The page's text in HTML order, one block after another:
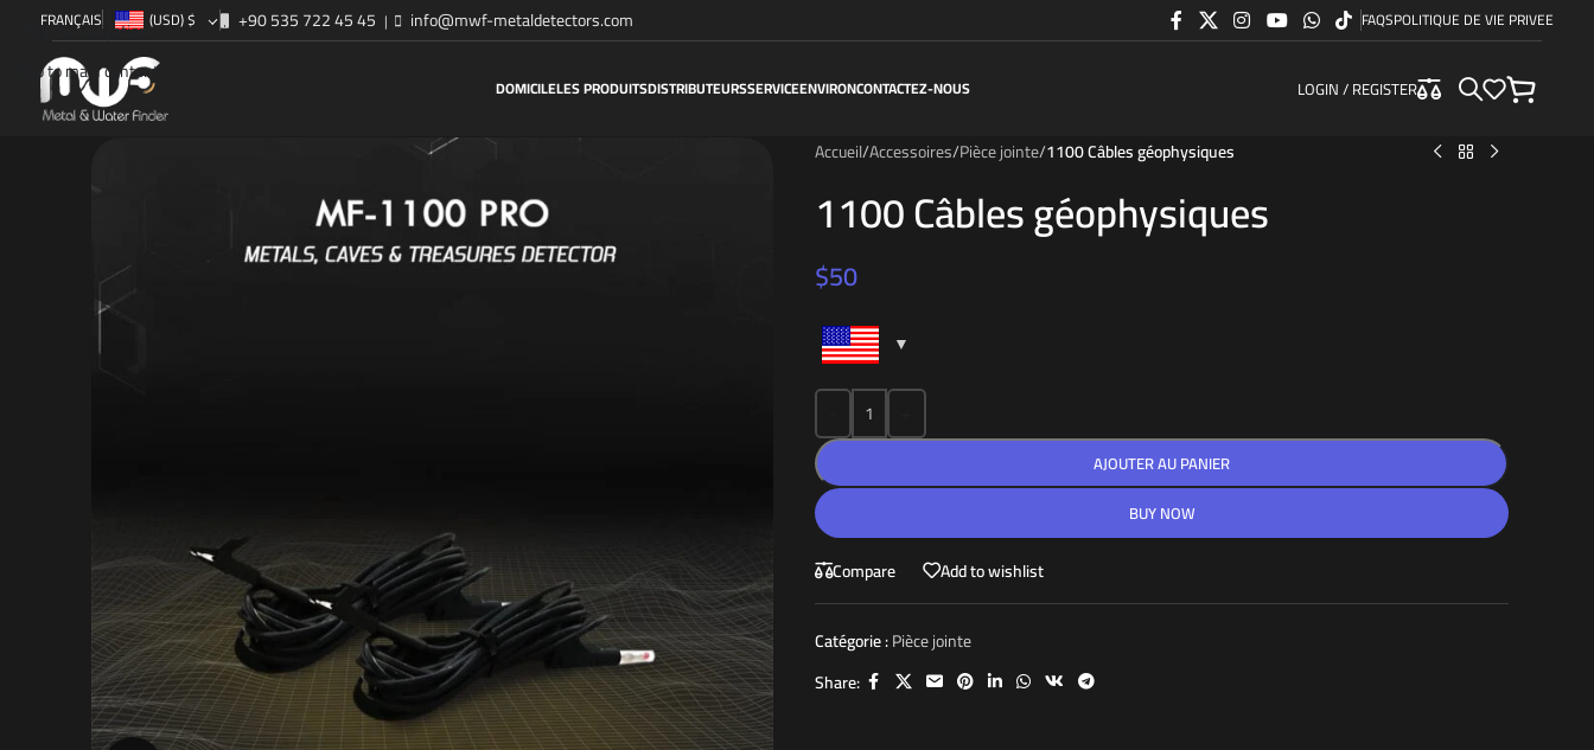
Skip to navigation
Skip to main content
FRANÇAIS (USD)$ +90 535 722 45 45 | info@mwf-metaldetectors.com FAQSPOLITIQUE DE VIE PRIVEE
DOMICILELES PRODUITSDISTRIBUTEURSSERVICEENVIRONCONTACTEZ-NOUS LOGIN / REGISTER
Accueil/Accessoires/Pièce jointe/1100 Câbles géophysiques
1100 Câbles géophysiques
$50
AJOUTER AU PANIER
BUY NOW
Compare Add to wishlist
Catégorie :Pièce jointe
Share: